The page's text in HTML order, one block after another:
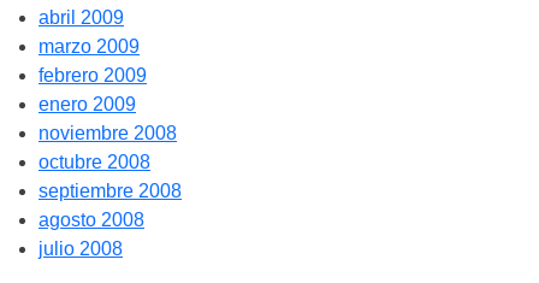
abril 2009
marzo 2009
febrero 2009
enero 2009
noviembre 2008
octubre 2008
septiembre 2008
agosto 2008
julio 2008